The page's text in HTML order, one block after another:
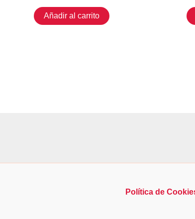
Añadir al carrito
Política de